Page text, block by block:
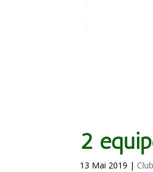
2
13 Mai 2019 | Club